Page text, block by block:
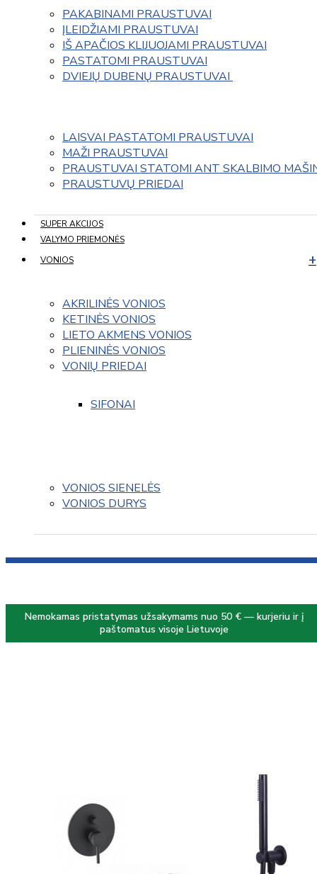
PAKABINAMI PRAUSTUVAI
ĮLEIDŽIAMI PRAUSTUVAI
IŠ APAČIOS KLIJUOJAMI PRAUSTUVAI
PASTATOMI PRAUSTUVAI
DVIEJŲ DUBENŲ PRAUSTUVAI
LAISVAI PASTATOMI PRAUSTUVAI
MAŽI PRAUSTUVAI
PRAUSTUVAI STATOMI ANT SKALBIMO
PRAUSTUVŲ PRIEDAI
SUPER AKCIJOS
VALYMO PRIEMONĖS
VONIOS
AKRILINĖS VONIOS
KETINĖS VONIOS
LIETO AKMENS VONIOS
PLIENINĖS VONIOS
VONIŲ PRIEDAI
SIFONAI
VONIOS SIENELĖS
VONIOS DURYS
Nemokamas pristatymas užsakymams nuo 50 € — kurjeriu ir į
paštomatus visoje Lietuvoje